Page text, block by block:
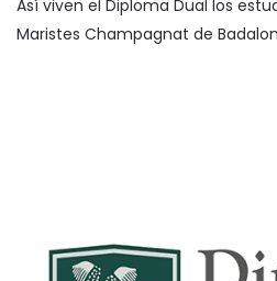
Así viven el Diploma Dual los
Maristes Champagnat de